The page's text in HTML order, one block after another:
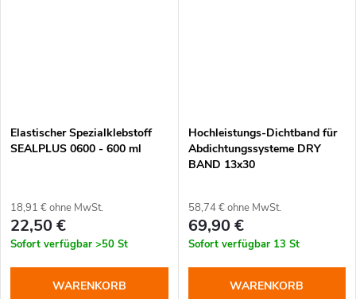
Elastischer Spezialklebstoff
SEALPLUS 0600 - 600 ml
18,91 € ohne MwSt.
22,50 €
Sofort verfügbar >50 St
WARENKORB
Hochleistungs-Dichtband für
Abdichtungssysteme DRY
BAND 13x30
58,74 € ohne MwSt.
69,90 €
Sofort verfügbar 13 St
WARENKORB